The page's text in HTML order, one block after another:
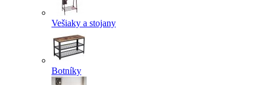
Vešiaky a stojany
Botníky